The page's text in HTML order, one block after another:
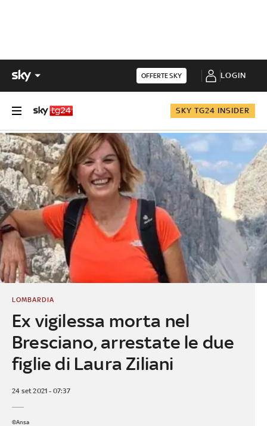
OFFERTE SKY LOGIN
SKY TG24 INSIDER
Ex vigilessa morta nel
Bresciano, arrestate le due
figlie di Laura Ziliani
LOMBARDIA
24 set 2021 - 07:37
©Ansa